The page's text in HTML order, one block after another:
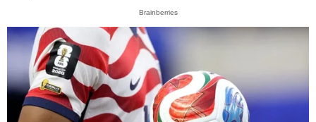
Brainberries